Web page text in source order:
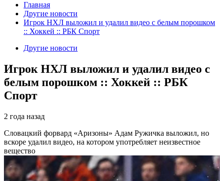
Главная
Другие новости
Игрок НХЛ выложил и удалил видео с белым порошком
:: Хоккей :: РБК Спорт
Другие новости
Игрок НХЛ выложил и удалил видео с
белым порошком :: Хоккей :: РБК
Спорт
2 года назад
Словацкий форвард «Аризоны» Адам Ружичка выложил, но
вскоре удалил видео, на котором употребляет неизвестное
вещество